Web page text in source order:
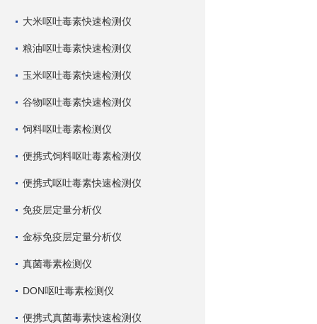
大米呕吐毒素快速检测仪
粮油呕吐毒素快速检测仪
玉米呕吐毒素快速检测仪
谷物呕吐毒素快速检测仪
饲料呕吐毒素检测仪
便携式饲料呕吐毒素检测仪
便携式呕吐毒素快速检测仪
免疫层定量分析仪
金标免疫层定量分析仪
真菌毒素检测仪
DON呕吐毒素检测仪
便携式真菌毒素快速检测仪